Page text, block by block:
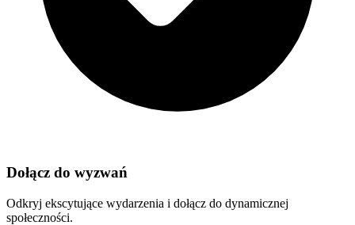
Dołącz do wyzwań
Odkryj ekscytujące wydarzenia i dołącz do dynamicznej
społeczności.